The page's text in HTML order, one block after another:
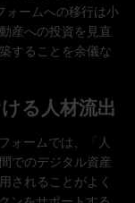
ォームへの移行は小
産への投資を見直
することを余儀な
る人材流出
ォームでは、「人
でのデジタル資産
されることがよく